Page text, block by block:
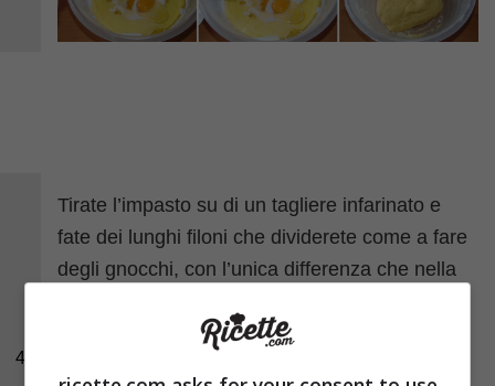
4
Tirate l’impasto su di un tagliere infarinato e
fate dei lunghi filoni che dividerete come a fare
degli gnocchi, con l’unica differenza che nella
Friggete questi piccoli pezzi di pasta in